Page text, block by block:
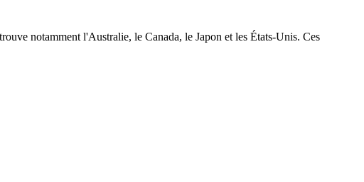
notamment l'Australie, le Canada, le Japon et les États-Unis. Ces